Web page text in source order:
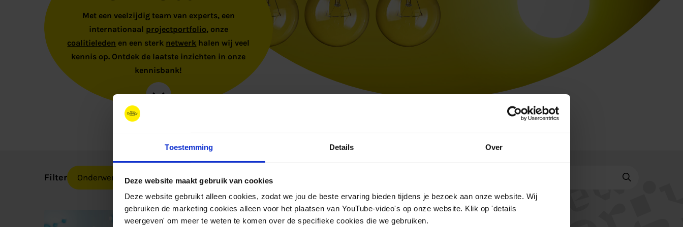
Toestemming Details Over
Deze website maakt gebruik van cookies
Deze website gebruikt alleen cookies, zodat we jou de beste ervaring bieden tijdens je bezoek aan onze website. Wij
gebruiken de marketing cookies alleen voor het plaatsen van YouTube-video's op onze website. Klik op 'details
weergeven' om meer te weten te komen over de specifieke cookies die we gebruiken.
Met een veelzijdig team van experts, een
internationaal projectportfolio, onze
coalitieleden en een sterk netwerk halen wij veel
kennis op. Ontdek de laatste inzichten in onze
kennisbank!
Filter
Studie